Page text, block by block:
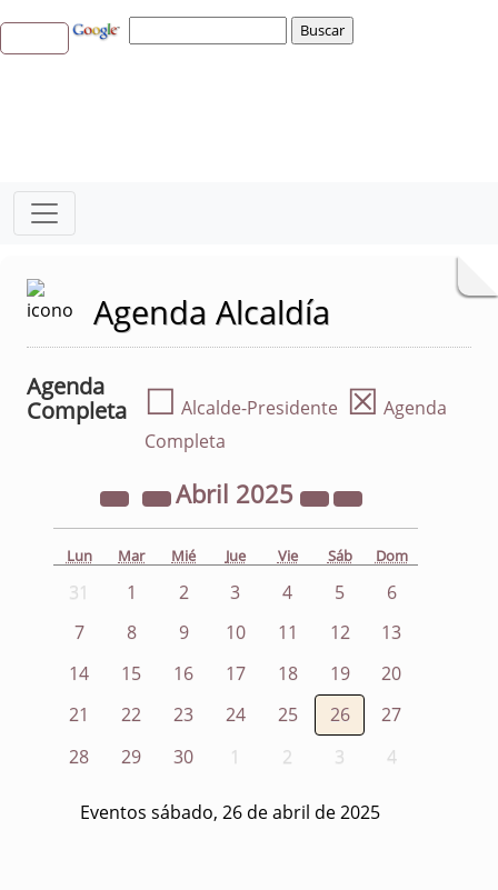
Agenda Alcaldía
Agenda
Completa
☐ Alcalde-Presidente ☒ Agenda
Completa
Abril 2025
Lun Mar Mié Jue Vie Sáb Dom
31 1 2 3 4 5
6
7
8 9 10 11 12
13
14
15 16 17 18 19
20
21
22 23 24 25 26
27
28
29 30 1 2 3 4
Eventos sábado, 26 de abril de 2025